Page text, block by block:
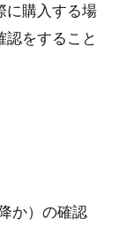
に購入する場
認をすること
か）の確認